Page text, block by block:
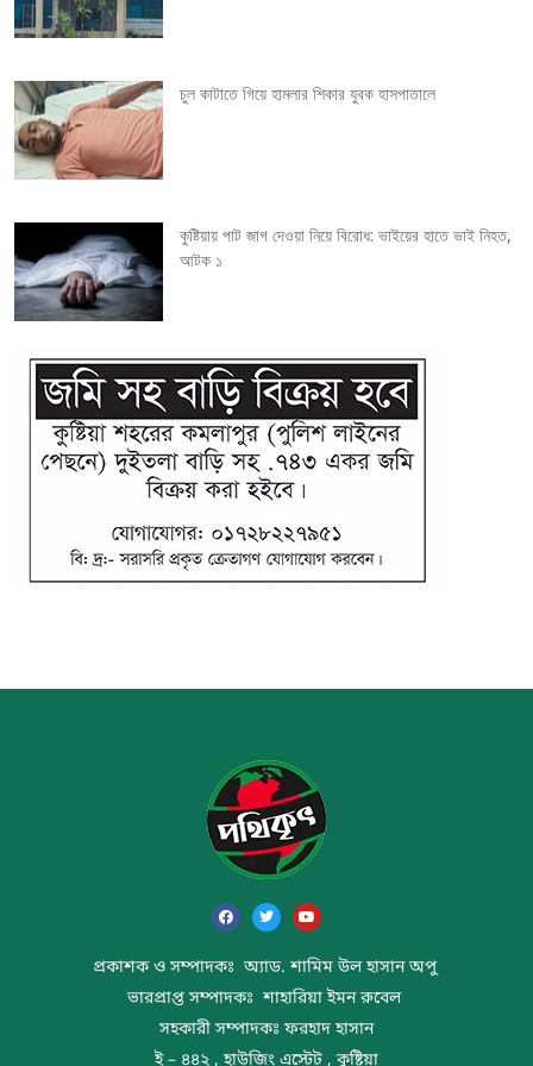
t
i
o
n
চুল কাটাতে গিয়ে হামলার শিকার যুবক হাসপাতালে
কুষ্টিয়ায় পাট জাগ দেওয়া নিয়ে বিরোধ: ভাইয়ের হাতে ভাই নিহত,
আটক ১
প্রকাশক ও সম্পাদকঃ অ্যাড. শামিম উল হাসান অপু
ভারপ্রাপ্ত সম্পাদকঃ শাহারিয়া ইমন রুবেল
সহকারী সম্পাদকঃ ফরহাদ হাসান
ই – ৪৪২ , হাউজিং এস্টেট , কুষ্টিয়া